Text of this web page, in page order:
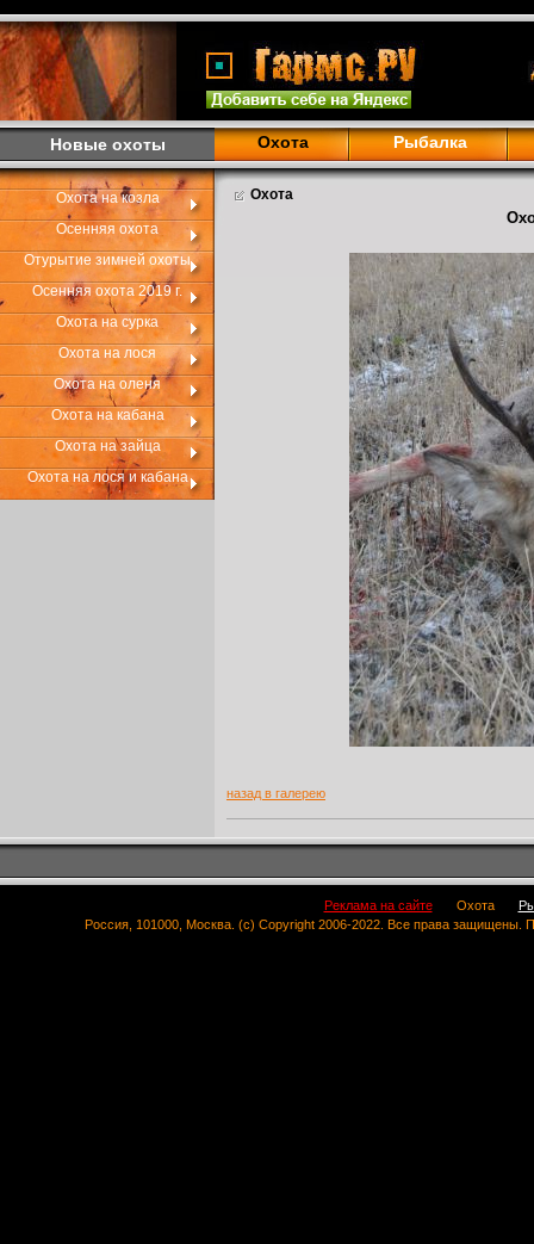
Новые охоты Охота Рыбалка
Охота на козла
Осенняя охота
Отурытие зимней охоты
Осенняя охота 2019 г.
Охота на сурка
Охота на лося
Охота на оленя
Охота на кабана
Охота на зайца
Охота на лося и кабана
Охота
назад в галерею
Реклама на сайте Охота
Россия, 101000, Москва. (c) Copyright 2006-2022. Все права защищены.